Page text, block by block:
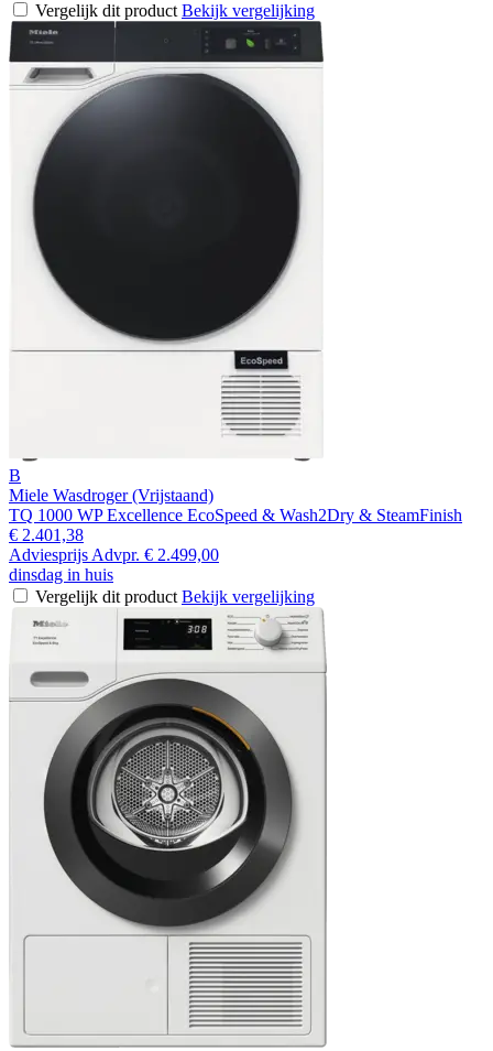
Vergelijk dit product Bekijk vergelijking
B
Miele Wasdroger (Vrijstaand)
TQ 1000 WP Excellence EcoSpeed & Wash2Dry & SteamFinish
€ 2.401,38
Adviesprijs Advpr. € 2.499,00
dinsdag in huis
Vergelijk dit product Bekijk vergelijking